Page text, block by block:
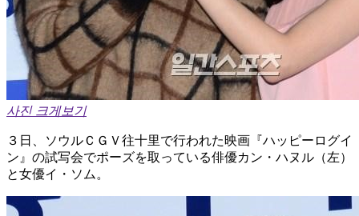
사진 크게보기
３日、ソウルＣＧＶ往十里で行われた映画『ハッピーログイ
ン』の試写会でポーズを取っている俳優カン・ハヌル（左）
と女優イ・ソム。